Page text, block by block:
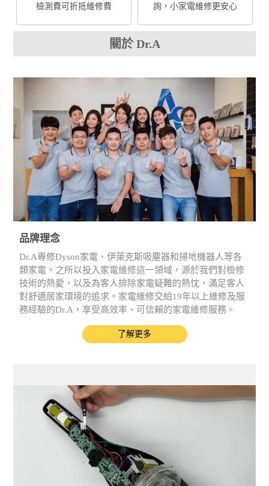
檢測費可折抵維修費
詢，小家電維修更安心
關於 Dr.A
品牌理念
Dr.A專修Dyson家電、伊萊克斯吸塵器和掃地機器人等各
類家電。之所以投入家電維修這一領域，源於我們對檢修
技術的熱愛，以及為客人排除家電疑難的熱忱，滿足客人
對舒適居家環境的追求。家電維修交給19年以上維修及服
務經驗的Dr.A，享受高效率、可信賴的家電維修服務。
了解更多